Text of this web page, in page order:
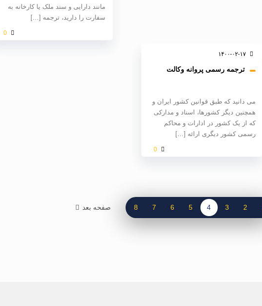
مانند دارایی و سند ملک یا کارخانه به
سفارت را دارید، ترجمه […]
0
۱۴۰۰-۰۲-۱۷
ترجمه رسمی پروانه وکالت
می دانید که طبق قوانین کشور ایران و
همچنین دیگر کشورها، اسناد و مدارکی
که از یک کشور در ادارات و محاکم
رسمی کشور دیگری ارائه […]
0
2
3
4
5
6
7
8 صفحه بعد